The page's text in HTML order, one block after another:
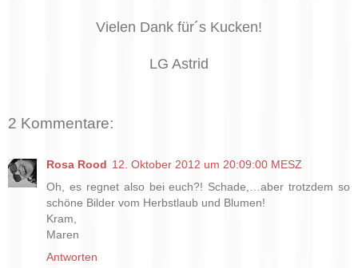
Vielen Dank für´s Kucken!
LG Astrid
2 Kommentare:
Rosa Rood 12. Oktober 2012 um 20:09:00 MESZ
Oh, es regnet also bei euch?! Schade,…aber trotzdem so
schöne Bilder vom Herbstlaub und Blumen!
Kram,
Maren
Antworten